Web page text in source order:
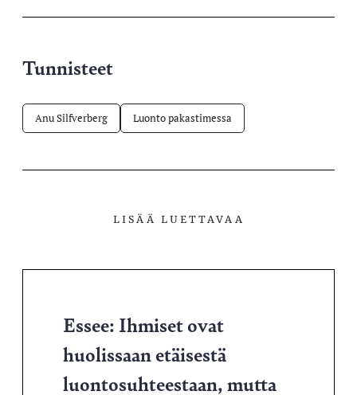
Tunnisteet
Anu Silfverberg Luonto pakastimessa
LISÄÄ LUETTAVAA
Essee: Ihmiset ovat
huolissaan etäisestä
luontosuhteestaan, mutta